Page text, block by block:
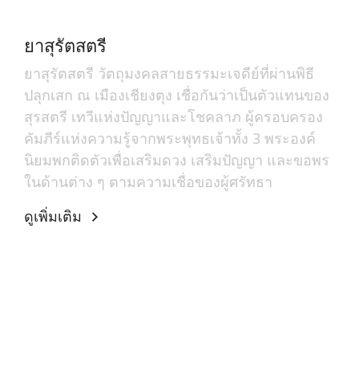
ยาสุรัตสตรี
ยาสุรัตสตรี วัตถุมงคลสายธรรมะเจดีย์ที่ผ่านพิธี
ปลุกเสก ณ เมืองเชียงตุง เชื่อกันว่าเป็นตัวแทนของ
สุรสตรี เทวีแห่งปัญญาและโชคลาภ ผู้ครอบครอง
คัมภีร์แห่งความรู้จากพระพุทธเจ้าทั้ง 3 พระองค์
นิยมพกติดตัวเพื่อเสริมดวง เสริมปัญญา และขอพร
ในด้านต่าง ๆ ตามความเชื่อของผู้ศรัทธา
ดูเพิ่มเติม